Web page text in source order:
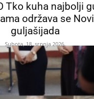
Tko kuha najbolji
održava se
guljašijada
Subota, 18. srpnja 2026.